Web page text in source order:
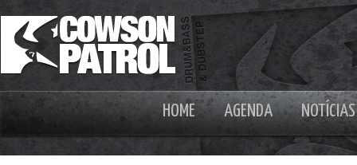
HOME AGENDA NOTÍCIAS